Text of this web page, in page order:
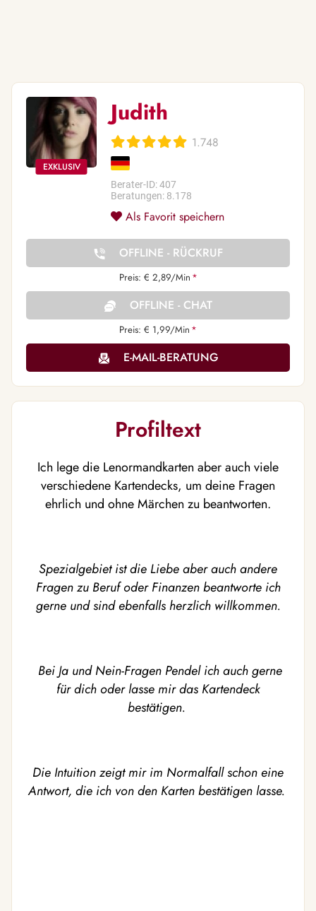
Judith
1.748
Berater-ID: 407
Beratungen: 8.178
Als Favorit speichern
OFFLINE - RÜCKRUF
Preis: € 2,89/Min *
OFFLINE - CHAT
Preis: € 1,99/Min *
E-MAIL-BERATUNG
Profiltext
Ich lege die Lenormandkarten aber auch viele
verschiedene Kartendecks, um deine Fragen
ehrlich und ohne Märchen zu beantworten.
Spezialgebiet ist die Liebe aber auch andere
Fragen zu Beruf oder Finanzen beantworte ich
gerne und sind ebenfalls herzlich willkommen.
Bei Ja und Nein-Fragen Pendel ich auch gerne
für dich oder lasse mir das Kartendeck
bestätigen.
Die Intuition zeigt mir im Normalfall schon eine
Antwort, die ich von den Karten bestätigen lasse.